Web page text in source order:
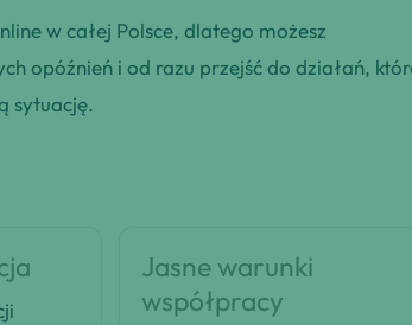
w całej Polsce, dlatego możesz
opóźnień i od razu przejść do działań,
sytuację.
Jasne warunki
współpracy